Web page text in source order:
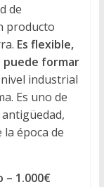
de
producto
Es flexible,
puede formar
nivel industrial
Es uno de
época de
– 1.000€